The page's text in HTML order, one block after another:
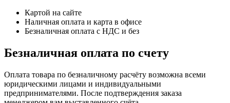
Картой на сайте
Наличная оплата и карта в офисе
Безналичная оплата с НДС и без
Безналичная оплата по счету
Оплата товара по безналичному расчёту возможна всеми
юридическими лицами и индивидуальными
предпринимателями. После подтверждения заказа